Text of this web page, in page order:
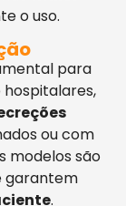
o uso.
para
ou com
modelos são
garantem
.